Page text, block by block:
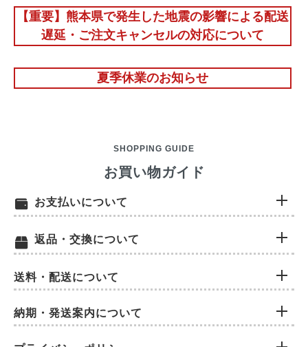
【重要】熊本県で発生した地震の影響による配送
遅延・ご注文キャンセルの対応について
夏季休業のお知らせ
SHOPPING GUIDE
お買い物ガイド
お支払いについて
返品・交換について
送料・配送について
納期・発送案内について